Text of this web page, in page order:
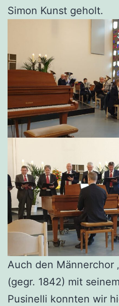
Simon Kunst geholt.
Auch den Männerchor
(gegr. 1842) mit
Pusinelli konnten wir